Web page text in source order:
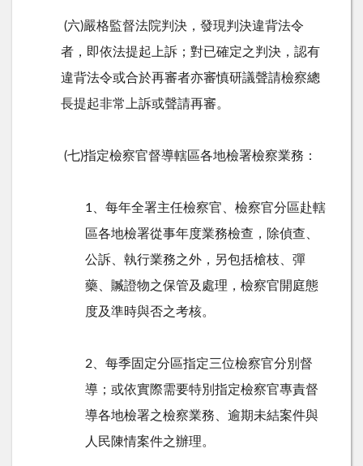
(六)嚴格監督法院判決，發現判決違背法令
者，即依法提起上訴；對已確定之判決，認有
違背法令或合於再審者亦審慎研議聲請檢察總
長提起非常上訴或聲請再審。
(七)指定檢察官督導轄區各地檢署檢察業務：
1、每年全署主任檢察官、檢察官分區赴轄
區各地檢署從事年度業務檢查，除偵查、
公訴、執行業務之外，另包括槍枝、彈
藥、贓證物之保管及處理，檢察官開庭態
度及準時與否之考核。
2、每季固定分區指定三位檢察官分別督
導；或依實際需要特別指定檢察官專責督
導各地檢署之檢察業務、逾期未結案件與
人民陳情案件之辦理。